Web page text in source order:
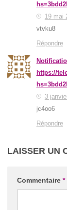
19 mai
vtvku8
Répondre
https://
3
jc4oo6
Répondre
LAISSER UN
Commentaire *